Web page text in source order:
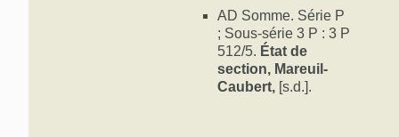
AD Somme. Série P
; Sous-série 3 P : 3 P
512/5. État de
section, Mareuil-
Caubert, [s.d.].